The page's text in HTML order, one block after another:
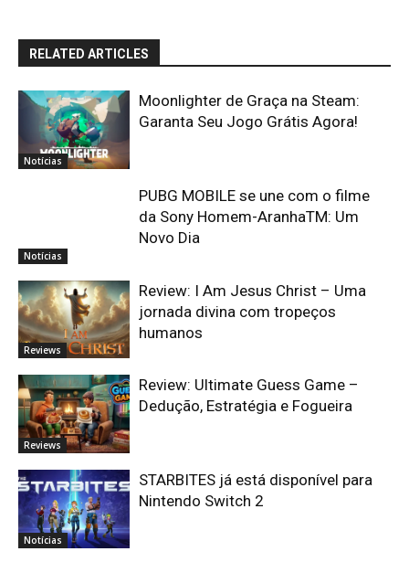
RELATED ARTICLES
Notícias
Moonlighter de Graça na Steam:
Garanta Seu Jogo Grátis Agora!
Notícias
PUBG MOBILE se une com o filme
da Sony Homem-AranhaTM: Um
Novo Dia
Reviews
Review: I Am Jesus Christ – Uma
jornada divina com tropeços
humanos
Reviews
Review: Ultimate Guess Game –
Dedução, Estratégia e Fogueira
Notícias
STARBITES já está disponível para
Nintendo Switch 2